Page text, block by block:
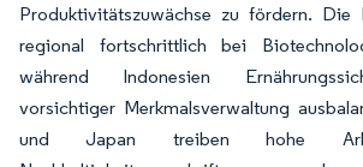
Produktivitätszuwächse zu fördern. Die
regional fortschrittlich bei
während Indonesien
vorsichtiger Merkmalsverwaltung
und Japan treiben hohe